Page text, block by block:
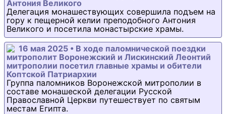
Антония Великого
Делегация монашествующих совершила подъем на
гору к пещерной келии преподобного Антония
Великого и посетила монастырские храмы.
16 мая 2025 • В ходе паломнической поездки
митрополит Воронежский и Лискинский Леонтий
митрополии посетил главные храмы и обители
Коптской Патриархии
Группа паломников Воронежской митрополии в
составе монашеской делегации Русской
Православной Церкви путешествует по святым
местам Египта.